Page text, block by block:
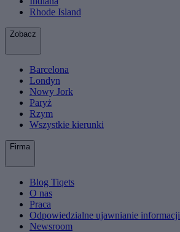
Rhode Island
Zobacz
Barcelona
Londyn
Nowy Jork
Paryż
Rzym
Wszystkie kierunki
Firma
Blog Tiqets
O nas
Praca
Odpowiedzialne ujawnianie informacji
Newsroom